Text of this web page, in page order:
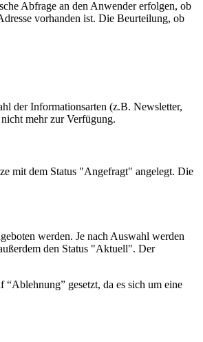
Abfrage an den Anwender erfolgen, ob
vorhanden ist. Die Beurteilung, ob
der Informationsarten (z.B. Newsletter,
mehr zur Verfügung.
mit dem Status "Angefragt" angelegt. Die
werden. Je nach Auswahl werden
den Status "Aktuell". Der
gesetzt, da es sich um eine